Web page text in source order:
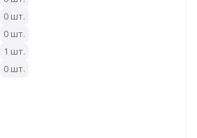
0 шт.
0 шт.
1 шт.
0 шт.